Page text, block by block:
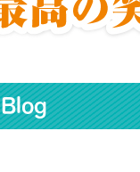
Blog